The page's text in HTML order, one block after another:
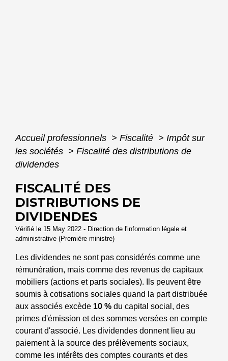
Accueil professionnels > Fiscalité > Impôt sur
les sociétés > Fiscalité des distributions de
dividendes
FISCALITÉ DES
DISTRIBUTIONS DE
DIVIDENDES
Vérifié le 15 May 2022 - Direction de l'information légale et
administrative (Première ministre)
Les dividendes ne sont pas considérés comme une
rémunération, mais comme des revenus de capitaux
mobiliers (actions et parts sociales). Ils peuvent être
soumis à cotisations sociales quand la part distribuée
aux associés excède 10 % du capital social, des
primes d'émission et des sommes versées en compte
courant d'associé. Les dividendes donnent lieu au
paiement à la source des prélèvements sociaux,
comme les intérêts des comptes courants et des